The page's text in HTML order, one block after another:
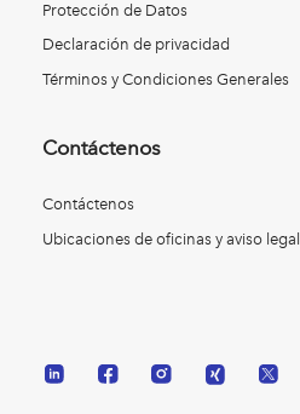
Protección de Datos
Declaración de privacidad
Términos y Condiciones Generales
Contáctenos
Contáctenos
Ubicaciones de oficinas y aviso legal